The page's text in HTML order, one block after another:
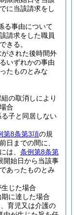
に当該請求をし
る事由について
請求をした職員
きる。
された後時間外
いずれかの事由
たものとみな
の取消しにより
合
子と同居しない
第8条第3項の規
日までの間に、
は、 条例第8条第
開始日から当該事
あったものとみ
じた場合
に達した場合
育児又は介護の